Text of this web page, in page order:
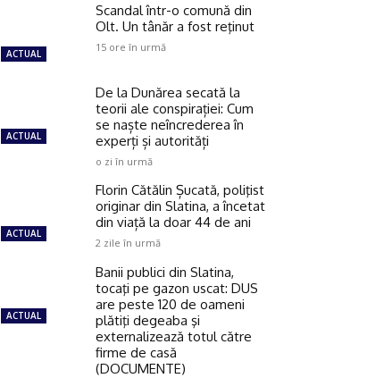
ACTUAL
Scandal într-o comună din
Olt. Un tânăr a fost reţinut
15 ore în urmă
ACTUAL
De la Dunărea secată la
teorii ale conspirației: Cum
se naște neîncrederea în
experți și autorități
o zi în urmă
ACTUAL
Florin Cătălin Șucată, poliţist
originar din Slatina, a încetat
din viață la doar 44 de ani
2 zile în urmă
ACTUAL
Banii publici din Slatina,
tocaţi pe gazon uscat: DUS
are peste 120 de oameni
plătiţi degeaba şi
externalizează totul către
firme de casă
(DOCUMENTE)